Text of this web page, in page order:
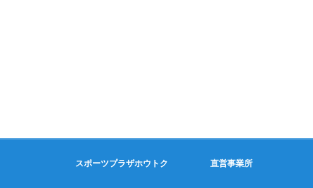
スポーツプラザホウトク 直営事業所